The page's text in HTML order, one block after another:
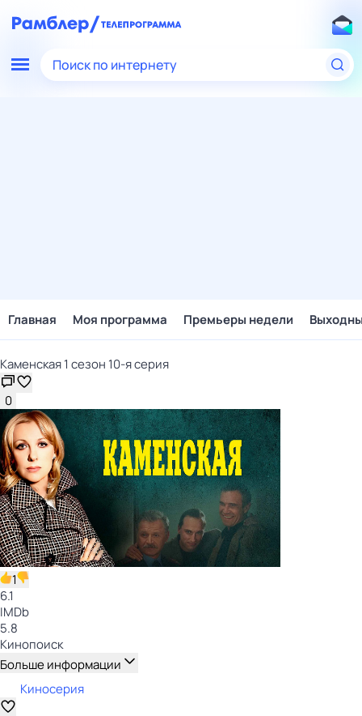
Поиск по интернету
Главная Моя программа Премьеры недели
Каменская 1 сезон 10-я серия
0
1
6.1
IMDb
5.8
Кинопоиск
Больше информации
Киносерия